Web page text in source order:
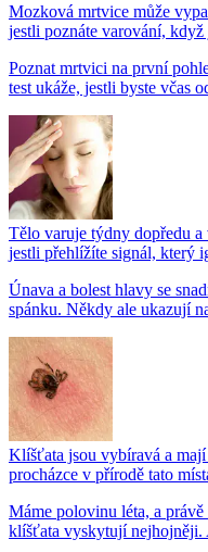
Mozková mrtvice může
jestli poznáte varování,
Poznat mrtvici na první
test ukáže, jestli byste včas
Tělo varuje týdny dopředu a
jestli přehlížíte signál, který
Únava a bolest hlavy se
spánku. Někdy ale ukazují
Klíšťata jsou vybíravá a mají
procházce v přírodě tato
Máme polovinu léta, a
klíšťata vyskytují nejhojněji.